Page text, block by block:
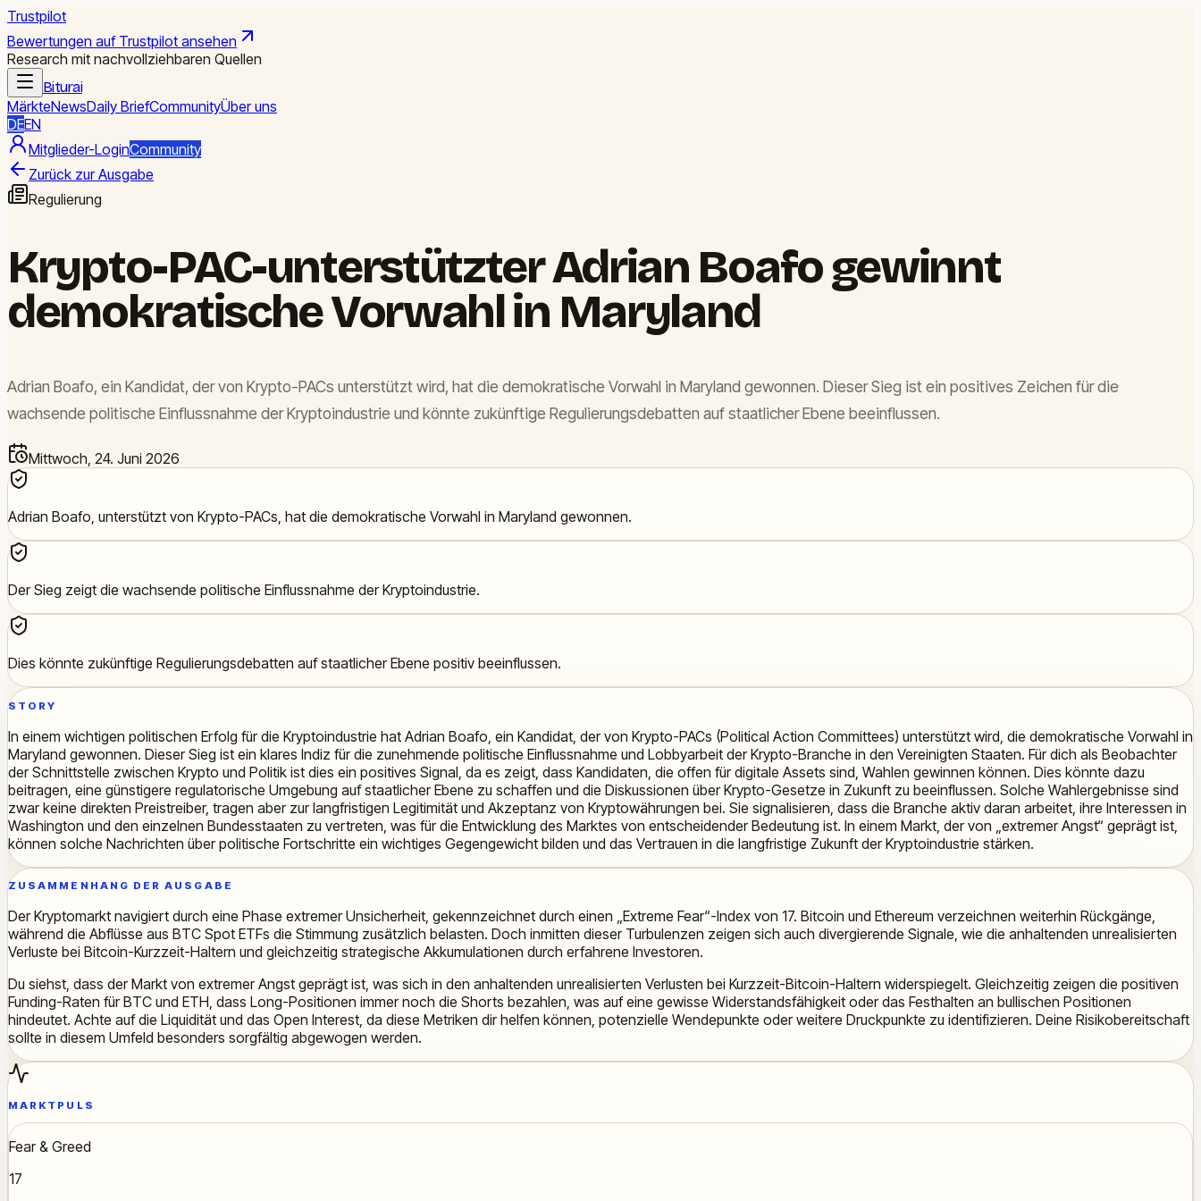
Trustpilot
Bewertungen auf Trustpilot ansehen
Research mit nachvollziehbaren Quellen
Biturai
MärkteNewsDaily BriefCommunityÜber uns
DEEN
Mitglieder-LoginCommunity
Zurück zur Ausgabe
Regulierung
Krypto-PAC-unterstützter Adrian Boafo gewinnt
demokratische Vorwahl in Maryland
Adrian Boafo, ein Kandidat, der von Krypto-PACs unterstützt wird, hat die demokratische Vorwahl in Maryland gewonnen. Dieser Sieg ist ein positives Zeichen für die
wachsende politische Einflussnahme der Kryptoindustrie und könnte zukünftige Regulierungsdebatten auf staatlicher Ebene beeinflussen.
Mittwoch, 24. Juni 2026
Adrian Boafo, unterstützt von Krypto-PACs, hat die demokratische Vorwahl in Maryland gewonnen.
Der Sieg zeigt die wachsende politische Einflussnahme der Kryptoindustrie.
Dies könnte zukünftige Regulierungsdebatten auf staatlicher Ebene positiv beeinflussen.
STORY
In einem wichtigen politischen Erfolg für die Kryptoindustrie hat Adrian Boafo, ein Kandidat, der von Krypto-PACs (Political Action Committees) unterstützt wird, die demokratische Vorwahl in
Maryland gewonnen. Dieser Sieg ist ein klares Indiz für die zunehmende politische Einflussnahme und Lobbyarbeit der Krypto-Branche in den Vereinigten Staaten. Für dich als Beobachter
der Schnittstelle zwischen Krypto und Politik ist dies ein positives Signal, da es zeigt, dass Kandidaten, die offen für digitale Assets sind, Wahlen gewinnen können. Dies könnte dazu
beitragen, eine günstigere regulatorische Umgebung auf staatlicher Ebene zu schaffen und die Diskussionen über Krypto-Gesetze in Zukunft zu beeinflussen. Solche Wahlergebnisse sind
zwar keine direkten Preistreiber, tragen aber zur langfristigen Legitimität und Akzeptanz von Kryptowährungen bei. Sie signalisieren, dass die Branche aktiv daran arbeitet, ihre Interessen in
Washington und den einzelnen Bundesstaaten zu vertreten, was für die Entwicklung des Marktes von entscheidender Bedeutung ist. In einem Markt, der von „extremer Angst“ geprägt ist,
können solche Nachrichten über politische Fortschritte ein wichtiges Gegengewicht bilden und das Vertrauen in die langfristige Zukunft der Kryptoindustrie stärken.
ZUSAMMENHANG DER AUSGABE
Der Kryptomarkt navigiert durch eine Phase extremer Unsicherheit, gekennzeichnet durch einen „Extreme Fear“-Index von 17. Bitcoin und Ethereum verzeichnen weiterhin Rückgänge,
während die Abflüsse aus BTC Spot ETFs die Stimmung zusätzlich belasten. Doch inmitten dieser Turbulenzen zeigen sich auch divergierende Signale, wie die anhaltenden unrealisierten
Verluste bei Bitcoin-Kurzzeit-Haltern und gleichzeitig strategische Akkumulationen durch erfahrene Investoren.
Du siehst, dass der Markt von extremer Angst geprägt ist, was sich in den anhaltenden unrealisierten Verlusten bei Kurzzeit-Bitcoin-Haltern widerspiegelt. Gleichzeitig zeigen die positiven
Funding-Raten für BTC und ETH, dass Long-Positionen immer noch die Shorts bezahlen, was auf eine gewisse Widerstandsfähigkeit oder das Festhalten an bullischen Positionen
hindeutet. Achte auf die Liquidität und das Open Interest, da diese Metriken dir helfen können, potenzielle Wendepunkte oder weitere Druckpunkte zu identifizieren. Deine Risikobereitschaft
sollte in diesem Umfeld besonders sorgfältig abgewogen werden.
MARKTPULS
Fear & Greed
17